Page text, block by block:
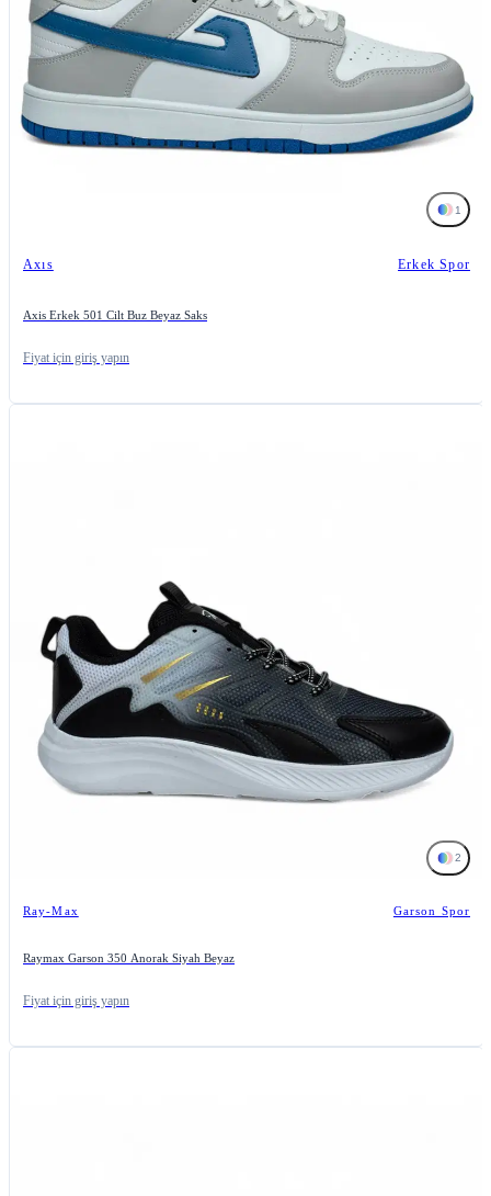
1
Axıs Erkek Spor
Axis Erkek 501 Cilt Buz Beyaz Saks
Fiyat için giriş yapın
2
Ray-Max Garson Spor
Raymax Garson 350 Anorak Siyah Beyaz
Fiyat için giriş yapın